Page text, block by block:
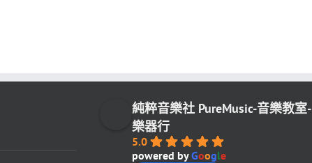
純粹音樂社 PureMusic-音樂教室-
樂器行
5.0
powered byGoogle